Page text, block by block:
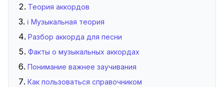
Теория аккордов
ℹ️ Музыкальная теория
Разбор аккорда для песни
Факты о музыкальных аккордах
Понимание важнее заучивания
Как пользоваться справочником